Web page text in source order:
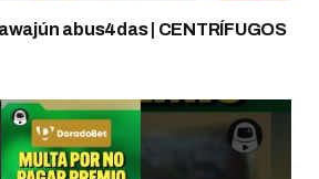
abus4das | CENTRÍFUGOS